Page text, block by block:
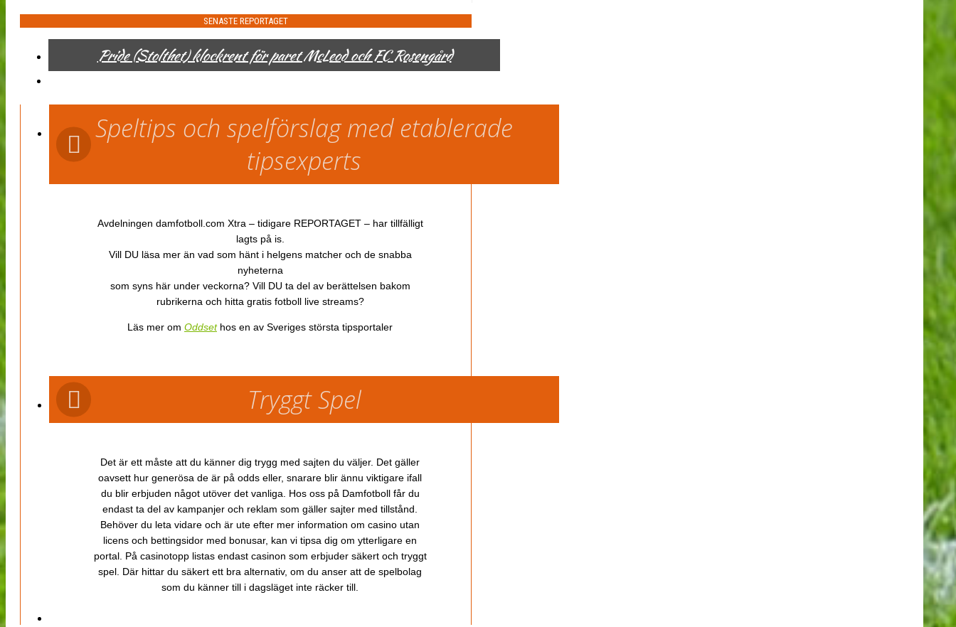
SENASTE REPORTAGET
Pride (Stolthet) klockrent för paret McLeod och FC Rosengård
Speltips och spelförslag med etablerade
tipsexperts
Avdelningen damfotboll.com Xtra – tidigare REPORTAGET – har tillfälligt
lagts på is.
Vill DU läsa mer än vad som hänt i helgens matcher och de snabba
nyheterna
som syns här under veckorna? Vill DU ta del av berättelsen bakom
rubrikerna och hitta gratis fotboll live streams?
Läs mer om Oddsethos en av Sveriges största tipsportaler
Tryggt Spel
Det är ett måste att du känner dig trygg med sajten du väljer. Det gäller
oavsett hur generösa de är på odds eller, snarare blir ännu viktigare ifall
du blir erbjuden något utöver det vanliga. Hos oss på Damfotboll får du
endast ta del av kampanjer och reklam som gäller sajter med tillstånd.
Behöver du leta vidare och är ute efter mer information om casino utan
licens och bettingsidor med bonusar, kan vi tipsa dig om ytterligare en
portal. På casinotopp listas endast casinon som erbjuder säkert och tryggt
spel. Där hittar du säkert ett bra alternativ, om du anser att de spelbolag
som du känner till i dagsläget inte räcker till.